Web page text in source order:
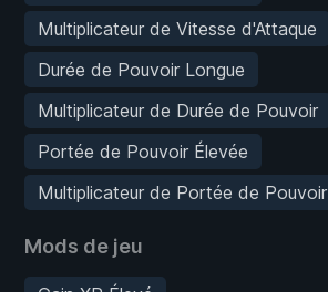
Multiplicateur de Vitesse d'Attaque
Durée de Pouvoir Longue
Multiplicateur de Durée de Pouvoir
Portée de Pouvoir Élevée
Multiplicateur de Portée de Pouvoir
Mods de jeu